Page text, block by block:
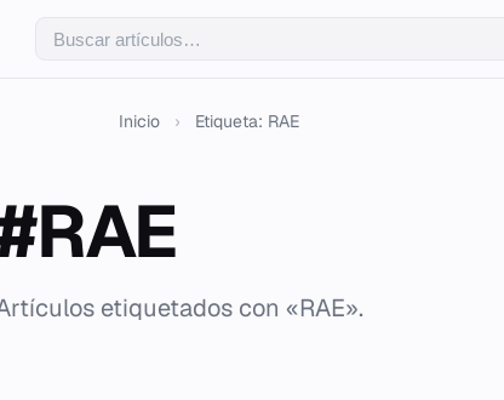
Inicio › Etiqueta: RAE
etiquetados con «RAE».